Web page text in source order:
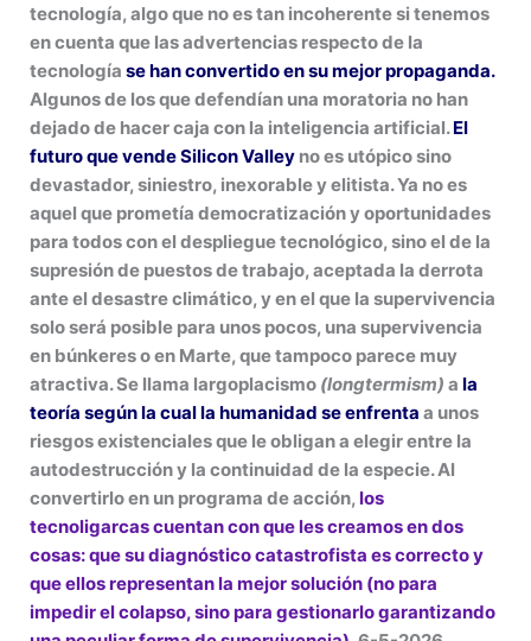
tecnología, algo que no es tan incoherente si tenemos
en cuenta que las advertencias respecto de la
tecnologíase han convertido en su mejor propaganda.
Algunos de los que defendían una moratoria no han
dejado de hacer caja con la inteligencia artificial.El
futuro que vende Silicon Valley no es utópico sino
devastador, siniestro, inexorable y elitista. Ya no es
aquel que prometía democratización y oportunidades
para todos con el despliegue tecnológico, sino el de la
supresión de puestos de trabajo, aceptada la derrota
ante el desastre climático, y en el que la supervivencia
solo será posible para unos pocos, una supervivencia
en búnkeres o en Marte, que tampoco parece muy
atractiva. Se llama largoplacismo (longtermism) ala
teoría según la cual la humanidad se enfrenta a unos
riesgos existenciales que le obligan a elegir entre la
autodestrucción y la continuidad de la especie. Al
convertirlo en un programa de acción,los
tecnoligarcas cuentan con que les creamos en dos
cosas: que su diagnóstico catastrofista es correcto y
que ellos representan la mejor solución (no para
impedir el colapso, sino para gestionarlo garantizando